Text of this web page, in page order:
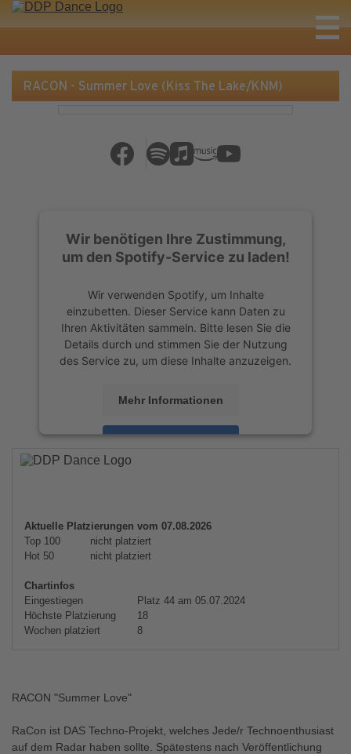
RACON - Summer Love (Kiss The Lake/KNM)
Wir benötigen Ihre Zustimmung,
um den Spotify-Service zu laden!
Wir verwenden Spotify, um Inhalte
einzubetten. Dieser Service kann Daten zu
Ihren Aktivitäten sammeln. Bitte lesen Sie die
Details durch und stimmen Sie der Nutzung
des Service zu, um diese Inhalte anzuzeigen.
Mehr Informationen
Akzeptieren
powered by
Aktuelle Platzierungen vom 07.08.2026
Top 100
nicht platziert
Hot 50
nicht platziert
Chartinfos
Eingestiegen
Platz 44 am 05.07.2024
Höchste Platzierung
18
Wochen platziert
8
RACON "Summer Love"
RaCon ist DAS Techno-Projekt, welches Jede/r Technoenthusiast
auf dem Radar haben sollte. Spätestens nach Veröffentlichung